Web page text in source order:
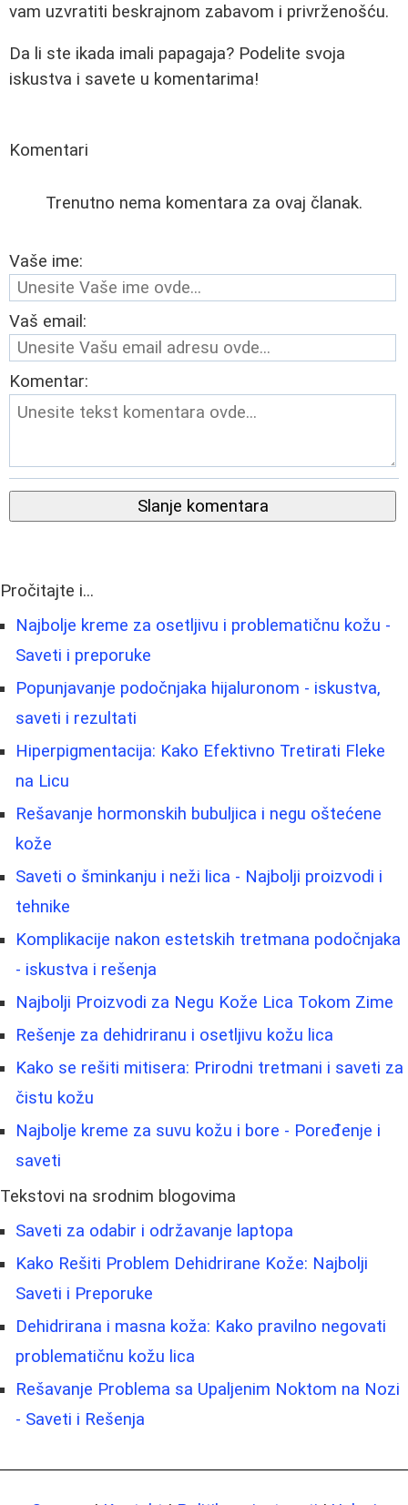
vam uzvratiti beskrajnom zabavom i privrženošću.
Da li ste ikada imali papagaja? Podelite svoja
iskustva i savete u komentarima!
Komentari
Trenutno nema komentara za ovaj članak.
Vaše ime:
Vaš email:
Komentar:
Slanje komentara
Pročitajte i...
Najbolje kreme za osetljivu i problematičnu kožu -
Saveti i preporuke
Popunjavanje podočnjaka hijaluronom - iskustva,
saveti i rezultati
Hiperpigmentacija: Kako Efektivno Tretirati Fleke
na Licu
Rešavanje hormonskih bubuljica i negu oštećene
kože
Saveti o šminkanju i neži lica - Najbolji proizvodi i
tehnike
Komplikacije nakon estetskih tretmana podočnjaka
- iskustva i rešenja
Najbolji Proizvodi za Negu Kože Lica Tokom Zime
Rešenje za dehidriranu i osetljivu kožu lica
Kako se rešiti mitisera: Prirodni tretmani i saveti za
čistu kožu
Najbolje kreme za suvu kožu i bore - Poređenje i
saveti
Tekstovi na srodnim blogovima
Saveti za odabir i održavanje laptopa
Kako Rešiti Problem Dehidrirane Kože: Najbolji
Saveti i Preporuke
Dehidrirana i masna koža: Kako pravilno negovati
problematičnu kožu lica
Rešavanje Problema sa Upaljenim Noktom na Nozi
- Saveti i Rešenja